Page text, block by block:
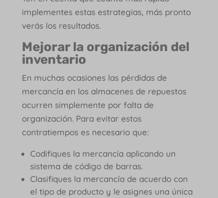
implementes estas estrategias, más pronto
verás los resultados.
Mejorar la organización del
inventario
En muchas ocasiones las pérdidas de
mercancía en los almacenes de repuestos
ocurren simplemente por falta de
organización. Para evitar estos
contratiempos es necesario que:
Codifiques la mercancía aplicando un
sistema de código de barras.
Clasifiques la mercancía de acuerdo con
el tipo de producto y le asignes una única